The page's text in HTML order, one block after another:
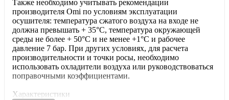
Также необходимо учитывать рекомендации
производителя Omi по условиям эксплуатации
осушителя: температура сжатого воздуха на входе не
должна превышать + 35°С, температура окружающей
среды не более + 50°С и не менее +1°С и рабочее
давление 7 бар. При других условиях, для расчета
производительности и точки росы, необходимо
использовать охладители воздуха или руководствоваться
поправочными коэффициентами.
Характеристики